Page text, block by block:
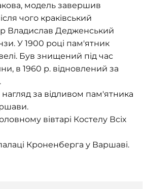
модель завершив
чого краківський
Владислав Дедженський
У 1900 році пам'ятник
Був знищений під час
в 1960 р. відновлений за
за відливом пам'ятника
вівтарі Костелу Всіх
Кроненберга у Варшаві.